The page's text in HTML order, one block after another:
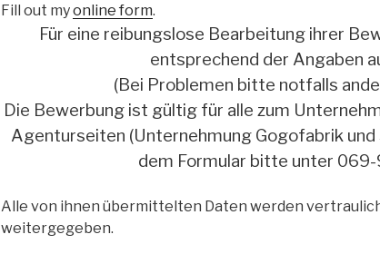
Fill out myonline form.
Für eine reibungslose Bearbeitung ihrer
entsprechend der Angaben
(Bei Problemen bitte notfalls
Die Bewerbung ist gültig für alle zum
Agenturseiten (Unternehmung Gogofabrik
dem Formular bitte unter
Alle von ihnen übermittelten Daten werden
weitergegeben.